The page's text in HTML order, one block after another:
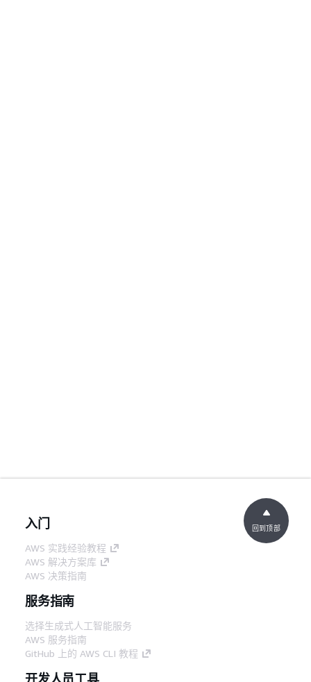
入门
AWS 实践经验教程
AWS 解决方案库
AWS 决策指南
服务指南
选择生成式人工智能服务
AWS 服务指南
GitHub 上的 AWS CLI 教程
开发人员工具
回到顶部